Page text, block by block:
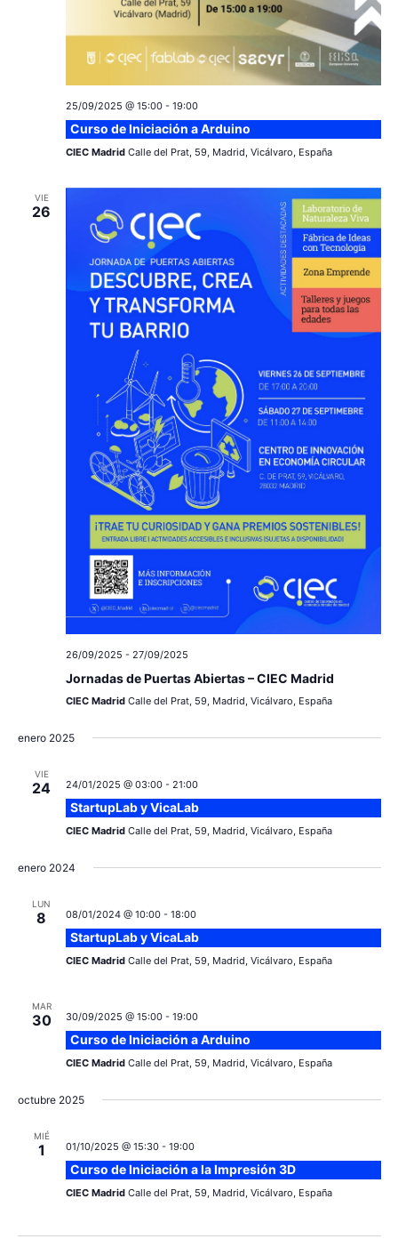
25/09/2025 @ 15:00- 19:00
Curso de Iniciación a Arduino
CIEC Madrid Calle del Prat, 59, Madrid, Vicálvaro, España
VIE
26
26/09/2025 - 27/09/2025
Jornadas de Puertas Abiertas – CIEC Madrid
CIEC Madrid Calle del Prat, 59, Madrid, Vicálvaro, España
enero 2025
VIE
24 24/01/2025 @ 03:00- 21:00
StartupLab y VicaLab
CIEC Madrid Calle del Prat, 59, Madrid, Vicálvaro, España
enero 2024
LUN
8 08/01/2024 @ 10:00- 18:00
StartupLab y VicaLab
CIEC Madrid Calle del Prat, 59, Madrid, Vicálvaro, España
MAR
30 30/09/2025 @ 15:00- 19:00
Curso de Iniciación a Arduino
CIEC Madrid Calle del Prat, 59, Madrid, Vicálvaro, España
octubre 2025
MIÉ
1 01/10/2025 @ 15:30- 19:00
Curso de Iniciación a la Impresión 3D
CIEC Madrid Calle del Prat, 59, Madrid, Vicálvaro, España